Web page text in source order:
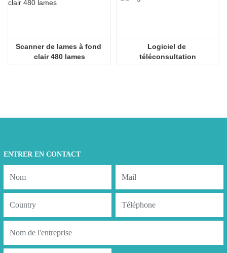
Scanner de lames à fond
clair 480 lames
Logiciel de
téléconsultation
ENTRER EN CONTACT